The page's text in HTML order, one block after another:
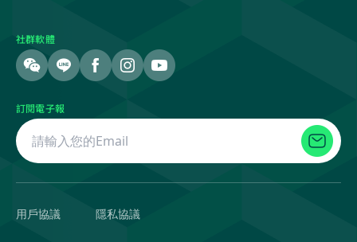
社群軟體
訂閱電子報
用戶協議 隱私協議